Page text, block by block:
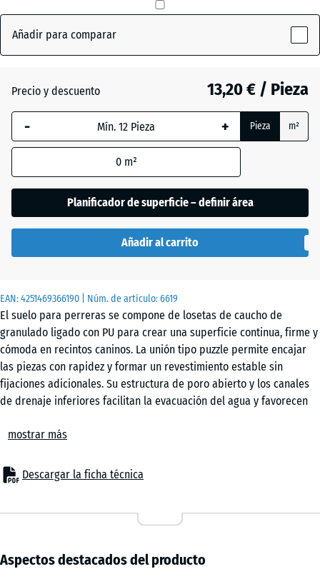
EAN:4251469366190 | Núm. de artículo:6619
El suelo para perreras se compone de losetas de caucho de
granulado ligado con PU para crear una superficie continua, firme y
cómoda en recintos caninos. La unión tipo puzzle permite encajar
las piezas con rapidez y formar un revestimiento estable sin
fijaciones adicionales. Su estructura de poro abierto y los canales
de drenaje inferiores facilitan la evacuación del agua y favorecen
Unión segura entre las losetas
reduce el riesgo de desplazamiento por el movimiento de los
perros. No hace falta pegarlas ni atornillarlas al soporte. Tampoco
losetas forman una superficie continua apta para el uso diario en la
Colocación sencilla sobre distintos soportes
Este revestimiento de perrera puede instalarse sobre bases
mostrar más
Descargar la ficha técnica
Rojo
Verde
hierba
+ 0,50 €
seleccionada,
enmarcada
en azul, se
el cálculo de
indique lo
los datos del
producto).
50
50
|
0,25
m²
50
x
x 4
|
m²
Añadir para comparar
Precio y descuento 13,20 € / Pieza
- + Pieza m²
0 m²
Planificador de superficie – definir área
Añadir al carrito
Aspectos destacados del producto